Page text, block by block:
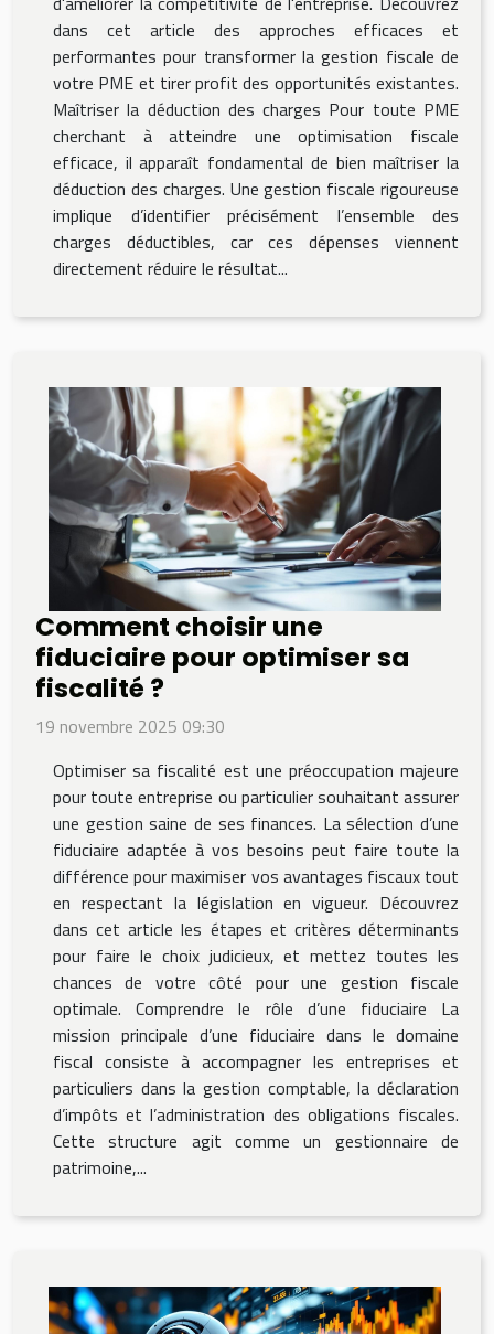
dans cet article des approches efficaces et
performantes pour transformer la gestion fiscale de
votre PME et tirer profit des opportunités existantes.
Maîtriser la déduction des charges Pour toute PME
cherchant à atteindre une optimisation fiscale
efficace, il apparaît fondamental de bien maîtriser la
déduction des charges. Une gestion fiscale rigoureuse
implique d’identifier précisément l’ensemble des
charges déductibles, car ces dépenses viennent
directement réduire le résultat...
Comment choisir une
fiduciaire pour optimiser sa
fiscalité ?
19 novembre 2025 09:30
Optimiser sa fiscalité est une préoccupation majeure
pour toute entreprise ou particulier souhaitant assurer
une gestion saine de ses finances. La sélection d’une
fiduciaire adaptée à vos besoins peut faire toute la
différence pour maximiser vos avantages fiscaux tout
en respectant la législation en vigueur. Découvrez
dans cet article les étapes et critères déterminants
pour faire le choix judicieux, et mettez toutes les
chances de votre côté pour une gestion fiscale
optimale. Comprendre le rôle d’une fiduciaire La
mission principale d’une fiduciaire dans le domaine
fiscal consiste à accompagner les entreprises et
particuliers dans la gestion comptable, la déclaration
d’impôts et l’administration des obligations fiscales.
Cette structure agit comme un gestionnaire de
patrimoine,...